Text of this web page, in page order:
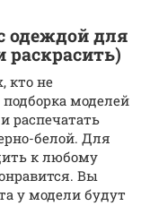
одеждой для
раскрасить)
кто не
моделей
распечатать
белой. Для
к любому
Вы
у модели будут